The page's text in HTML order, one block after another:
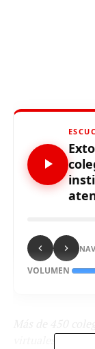
VOLUMEN
virtuales